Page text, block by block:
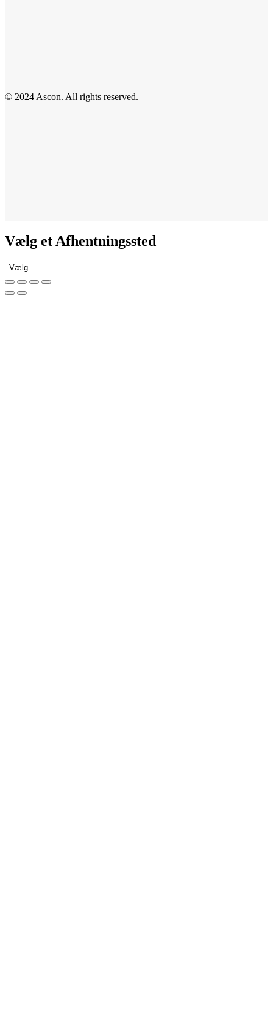
© 2024 Ascon. All rights reserved.
Vælg et Afhentningssted
Vælg